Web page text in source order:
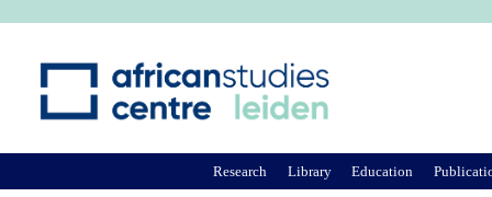
Research Library Education